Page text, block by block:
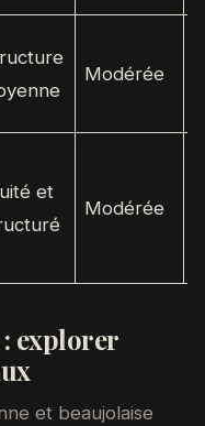
Modérée
et
Modérée
explorer
et beaujolaise